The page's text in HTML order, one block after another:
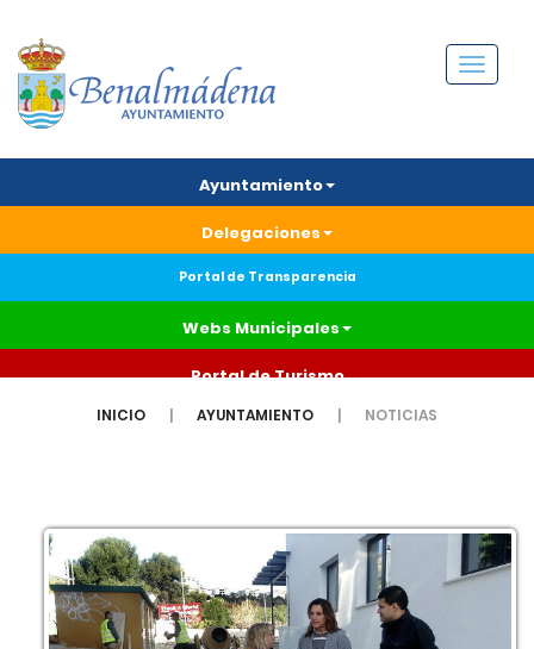
Menú
Ayuntamiento
Delegaciones
Portal de Transparencia
Webs Municipales
Portal de Turismo
INICIO AYUNTAMIENTO NOTICIAS